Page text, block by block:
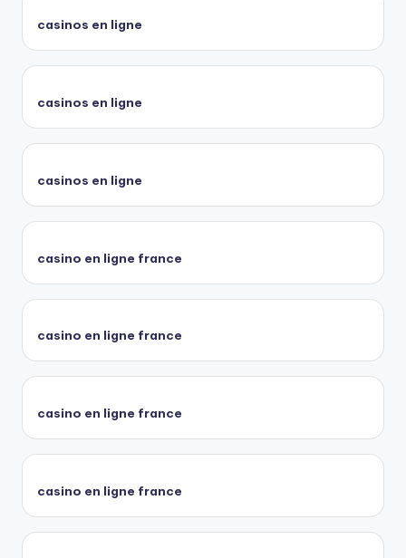
casinos en ligne
casinos en ligne
casinos en ligne
casino en ligne france
casino en ligne france
casino en ligne france
casino en ligne france